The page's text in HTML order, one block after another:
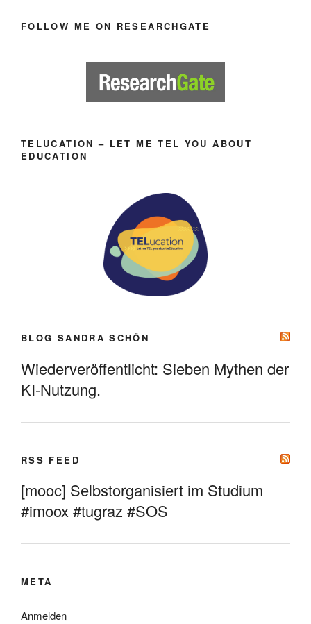
FOLLOW ME ON RESEARCHGATE
TELUCATION – LET ME TEL YOU ABOUT
EDUCATION
BLOG SANDRA SCHÖN
Wiederveröffentlicht: Sieben Mythen der
KI-Nutzung.
RSS FEED
[mooc] Selbstorganisiert im Studium
#imoox #tugraz #SOS
META
Anmelden